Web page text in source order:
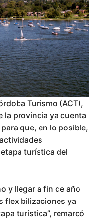
Turismo (ACT),
la provincia ya cuenta
que, en lo posible,
turística del
y llegar a fin de año
flexibilizaciones ya
turística”, remarcó